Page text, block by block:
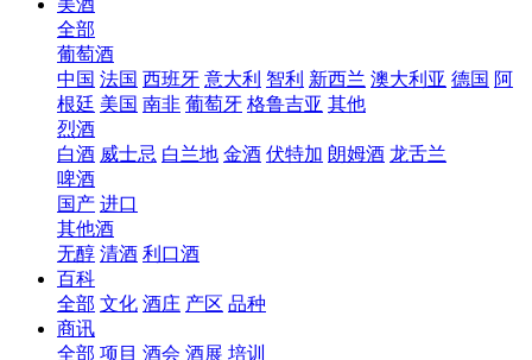
美酒
全部
葡萄酒
中国 法国 西班牙 意大利 智利 新西兰 澳大利亚 德国 阿
根廷 美国 南非 葡萄牙 格鲁吉亚 其他
烈酒
白酒 威士忌 白兰地 金酒 伏特加 朗姆酒 龙舌兰
啤酒
国产 进口
其他酒
无醇 清酒 利口酒
百科
全部 文化 酒庄 产区 品种
商讯
全部 项目 酒会 酒展 培训